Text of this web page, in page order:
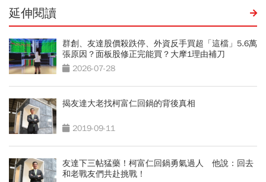
延伸閱讀
群創、友達股價殺跌停、外資反手買超「這檔」5.6萬
張原因？面板股修正完能買？大摩1理由補刀
2026-07-28
揭友達大老找柯富仁回鍋的背後真相
2019-09-11
友達下三帖猛藥！柯富仁回鍋勇氣過人 他說：回去
和老戰友們共赴挑戰！